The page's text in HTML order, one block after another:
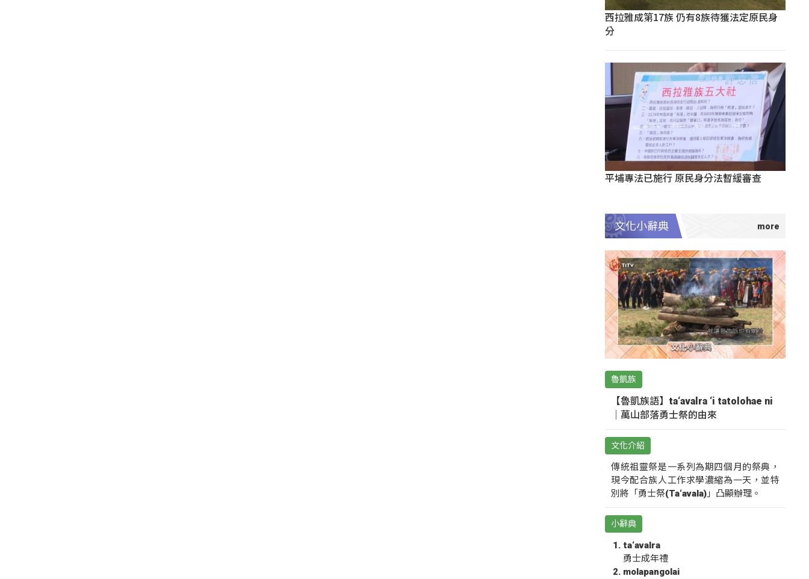
西拉雅成第17族 仍有8族待獲法定原民身
分
平埔專法已施行 原民身分法暫緩審查
文化小辭典
魯凱族
【魯凱族語】ta‘avalra ‘i tatolohae ni
｜萬山部落勇士祭的由來
文化介紹
傳統祖靈祭是一系列為期四個月的祭典，
現今配合族人工作求學濃縮為一天，並特
別將「勇士祭(Ta‘avala)」凸顯辦理。
小辭典
ta‘avalra
勇士成年禮
molapangolai